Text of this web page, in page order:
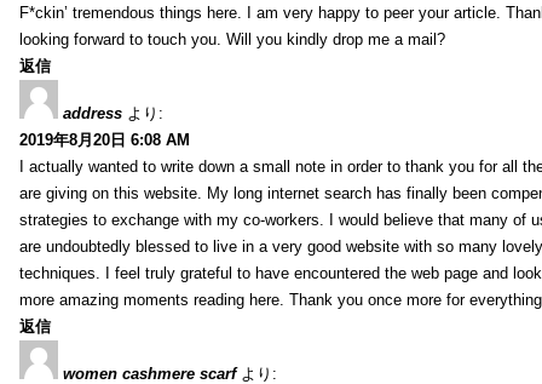
F*ckin’ tremendous things here. I am very happy to peer your article.
looking forward to touch you. Will you kindly drop me a mail?
返信
address より:
2019年8月20日 6:08 AM
I actually wanted to write down a small note in order to thank you for all
are giving on this website. My long internet search has finally been
strategies to exchange with my co-workers. I would believe that many of
are undoubtedly blessed to live in a very good website with so many
techniques. I feel truly grateful to have encountered the web page and
more amazing moments reading here. Thank you once more for
返信
women cashmere scarf より: